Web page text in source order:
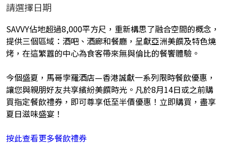
請選擇日期
SAVVY佔地超過8,000平方尺，重新構思了融合空間的概念，
提供三個區域：酒吧、酒廊和餐廳，呈獻亞洲美饌及特色燒
烤，在這繁囂的中心為食客帶來無與倫比的餐饗體驗。
今個盛夏，馬哥孛羅酒店—香港誠獻一系列限時餐飲優惠，
讓您與親朋好友共享繽紛美饌時光。凡於8月14日或之前購
買指定餐飲禮券，即可尊享低至半價優惠！立即購買，盡享
夏日滋味盛宴！
按此查看更多餐飲禮券